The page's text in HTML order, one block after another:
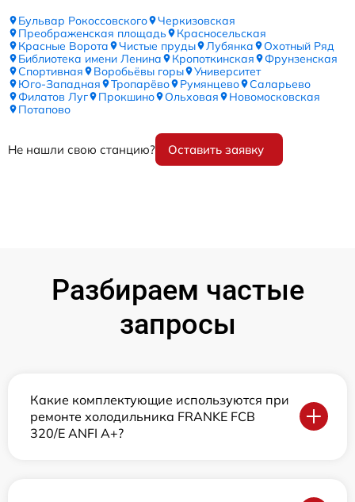
Бульвар Рокоссовского
Черкизовская
Преображенская площадь
Красносельская
Красные Ворота
Чистые пруды Лубянка
Охотный Ряд
Библиотека имени Ленина
Кропоткинская
Фрунзенская
Спортивная
Воробьёвы горы
Университет
Юго-Западная
Тропарёво Румянцево
Саларьево
Филатов Луг
Прокшино Ольховая
Новомосковская
Потапово
Не нашли свою станцию? Оставить заявку
Разбираем частые
запросы
Какие комплектующие используются при
ремонте холодильника FRANKE FCB
320/E ANFI A+?